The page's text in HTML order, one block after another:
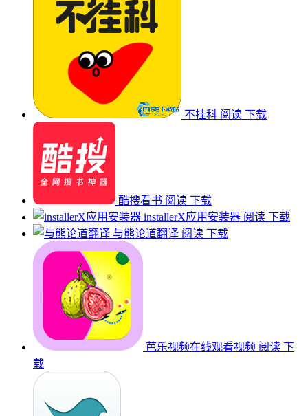
不挂科 阅读 下载
酷搜看书 阅读 下载
installerX应用安装器 阅读 下载
与熊论道翻译 阅读 下载
芭乐视频在线观看视频 阅读 下
载